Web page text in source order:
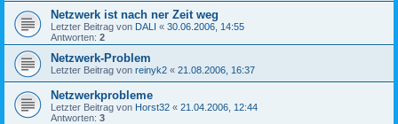
Netzwerk ist nach ner Zeit weg
Letzter Beitrag von DALI « 30.06.2006, 14:55
Antworten: 2
Netzwerk-Problem
Letzter Beitrag von reinyk2 « 21.08.2006, 16:37
Netzwerkprobleme
Letzter Beitrag von Horst32 « 21.04.2006, 12:44
Antworten: 3